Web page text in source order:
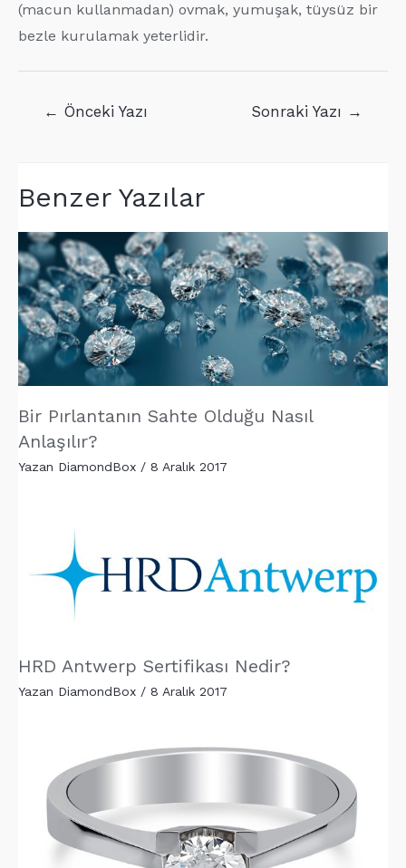
(macun kullanmadan) ovmak, yumuşak, tüysüz bir
bezle kurulamak yeterlidir.
← Önceki Yazı Sonraki Yazı →
Benzer Yazılar
Bir Pırlantanın Sahte Olduğu Nasıl
Anlaşılır?
Yazan DiamondBox / 8 Aralık 2017
HRD Antwerp Sertifikası Nedir?
Yazan DiamondBox / 8 Aralık 2017